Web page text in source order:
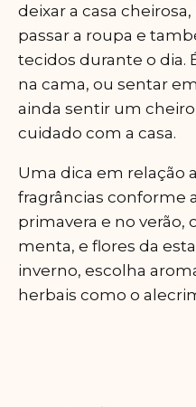
deixar a casa
passar a roupa e
tecidos durante o dia.
na cama, ou sentar
ainda sentir um
cuidado com a casa.
Uma dica em relação
fragrâncias conforme
primavera e no verão,
menta, e flores da
inverno, escolha
herbais como o